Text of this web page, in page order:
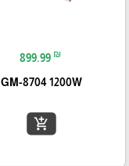
899.99 ₪
GM-8704 1200W
add_shopping_cart